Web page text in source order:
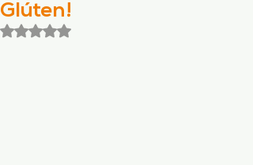
Glúten!
Avaliado com NaN de 5 estrelas.